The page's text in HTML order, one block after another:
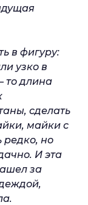
в фигуру:
узко в
то длина
сделать
майки с
редко, но
И эта
за